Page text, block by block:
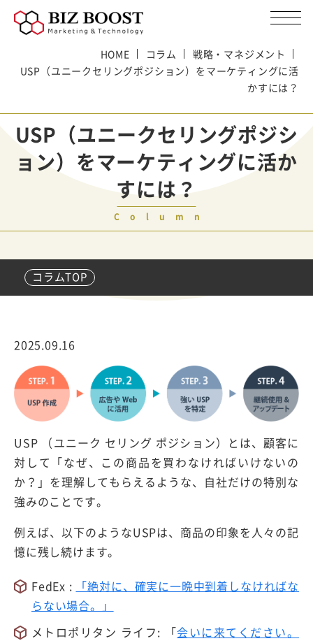
HOME コラム
戦略・マネジメント
USP（ユニークセリングポジション）をマーケティングに活
かすには？
USP（ユニークセリングポジシ
ョン）をマーケティングに活か
すには？
Column
コラムTOP
2025.09.16
USP （ユニーク セリング ポジション）とは、顧客に
対して「なぜ、この商品を買わなければいけないの
か？」を理解してもらえるような、自社だけの特別な
強みのことです。
例えば、以下のようなUSPは、商品の印象を人々の記
憶に残し続けます。
FedEx :
「絶対に、確実に一晩中到着しなければな
らない場合。」
メトロポリタン ライフ: 「会いに来てください。